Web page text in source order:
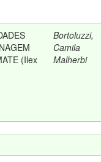
(Ilex
Bortoluzzi,
Camila
Malherbi